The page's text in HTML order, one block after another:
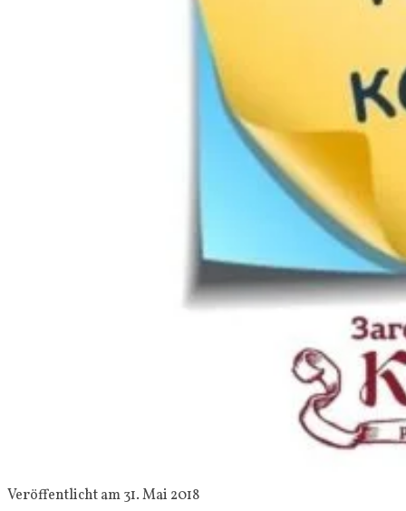
Veröffentlicht am 31. Mai 2018